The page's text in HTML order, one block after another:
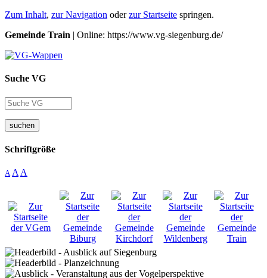
Zum Inhalt, zur Navigation oderzur Startseite springen.
Gemeinde Train | Online: https://www.vg-siegenburg.de/
Suche VG
suchen
Schriftgröße
A A A